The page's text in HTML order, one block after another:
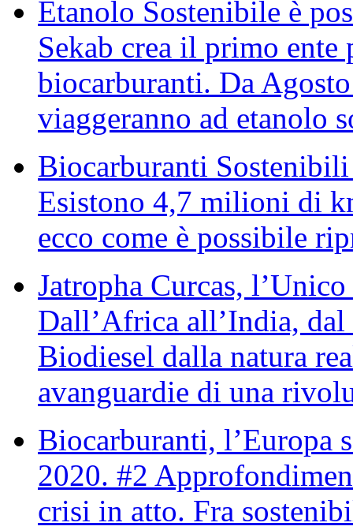
Etanolo Sostenibile è
Sekab crea il primo
biocarburanti. Da
viaggeranno ad etanolo
Biocarburanti
Esistono 4,7 milioni di
ecco come è possibile
Jatropha Curcas,
Dall’Africa all’India,
Biodiesel dalla natura
avanguardie di una
Biocarburanti, l’Europa
2020. #2
crisi in atto. Fra